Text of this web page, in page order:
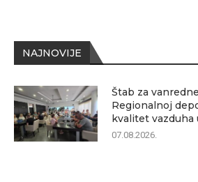
NAJNOVIJE
Štab za
Regionalnoj
kvalitet vazduha
07.08.2026.